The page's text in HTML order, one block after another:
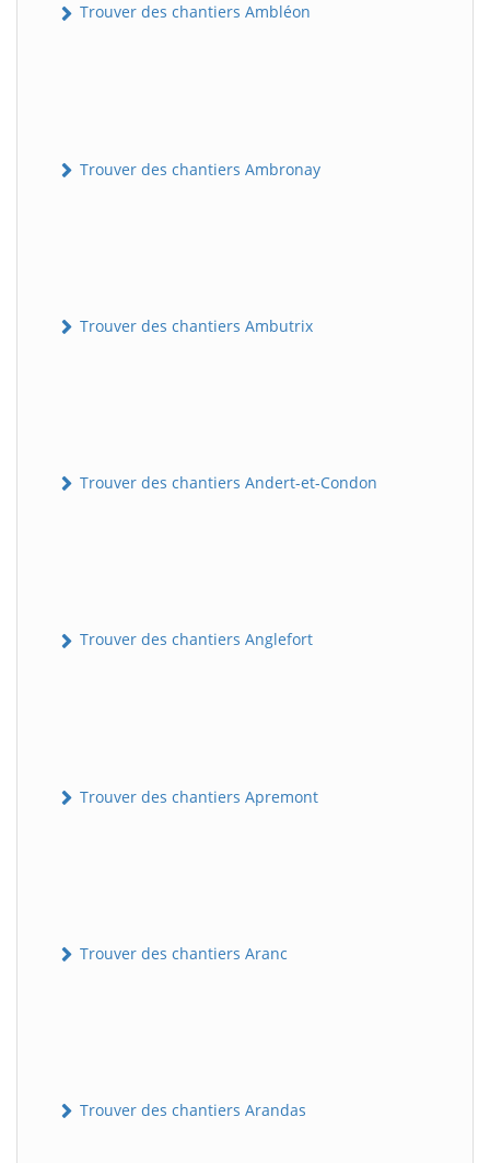
Trouver des chantiers Ambléon
Trouver des chantiers Ambronay
Trouver des chantiers Ambutrix
Trouver des chantiers Andert-et-Condon
Trouver des chantiers Anglefort
Trouver des chantiers Apremont
Trouver des chantiers Aranc
Trouver des chantiers Arandas